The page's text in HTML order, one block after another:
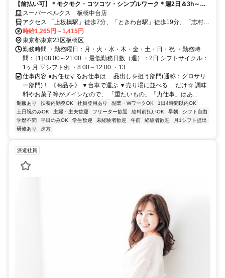
【前払い可】＊モクモク・コツコツ・シンプルワーク＊週2日＆3h～シ
フト相談OK！扶養内でも働けます♪
スーパーベルクス 板橋中台店
アクセス 「上板橋駅」徒歩7分、「ときわ台駅」徒歩19分、「志村三
丁目駅」徒歩22分★自転車通勤OK
時給1,265円～1,415円
東京都東京23区板橋区
勤務時間 ・勤務曜日：月・火・水・木・金・土・日・祝 ・勤務時
間： [1] 08:00～21:00 ・最低勤務日数（週）：2日 シフトサイクル：
1ヶ月 ▽シフト例 ・8:00～12:00 ・13...
仕事内容 ●お任せするお仕事は… 品出しを担う部門(通称：グロサリ
ー部門)！ 《商品を》 ▼台車で運ぶ ▼売り場に並べる …だけ☆ 調味
料やお菓子等がメインなので、 「重たいもの」「力仕事」はあ...
制服あり 扶養内勤務OK 社員登用あり 副業・WワークOK
1日4時間以内OK
土日祝のみOK
主婦・主夫歓迎 フリーター歓迎 給料前払いOK 早朝
シフト自由
学歴不問
平日のみOK 学生歓迎 未経験者歓迎 午前 経験者歓迎
月1シフト提出
研修あり
夕方
派遣社員